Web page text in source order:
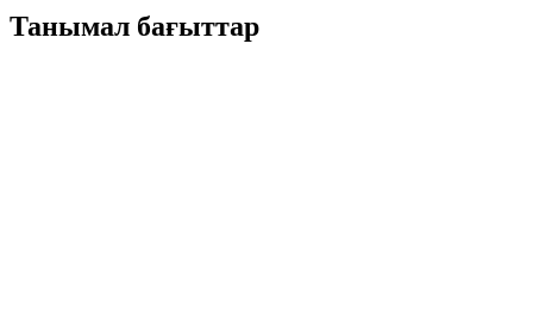
Танымал бағыттар